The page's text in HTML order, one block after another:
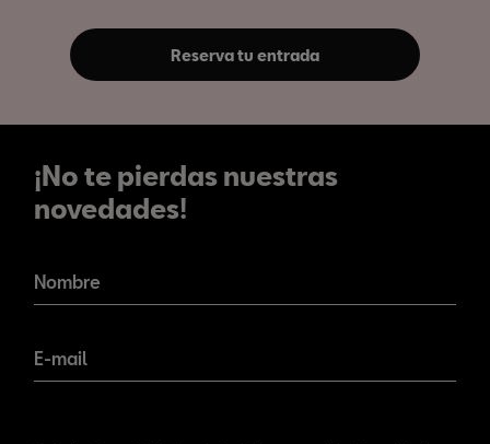
Reserva tu entrada
¡No te pierdas nuestras
novedades!
novedades!
Nombre
E-mail